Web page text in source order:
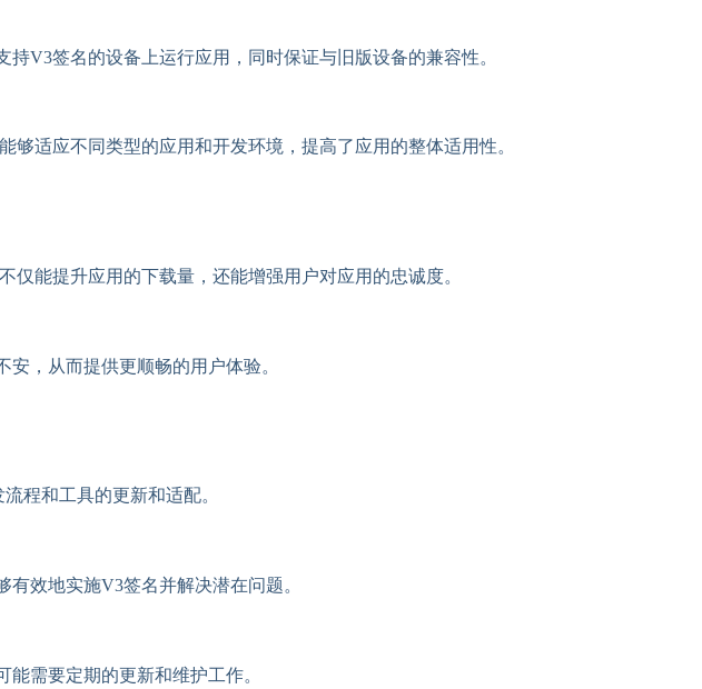
V3签名的设备上运行应用，同时保证与旧版设备的兼容性。
适应不同类型的应用和开发环境，提高了应用的整体适用性。
能提升应用的下载量，还能增强用户对应用的忠诚度。
，从而提供更顺畅的用户体验。
程和工具的更新和适配。
效地实施V3签名并解决潜在问题。
需要定期的更新和维护工作。